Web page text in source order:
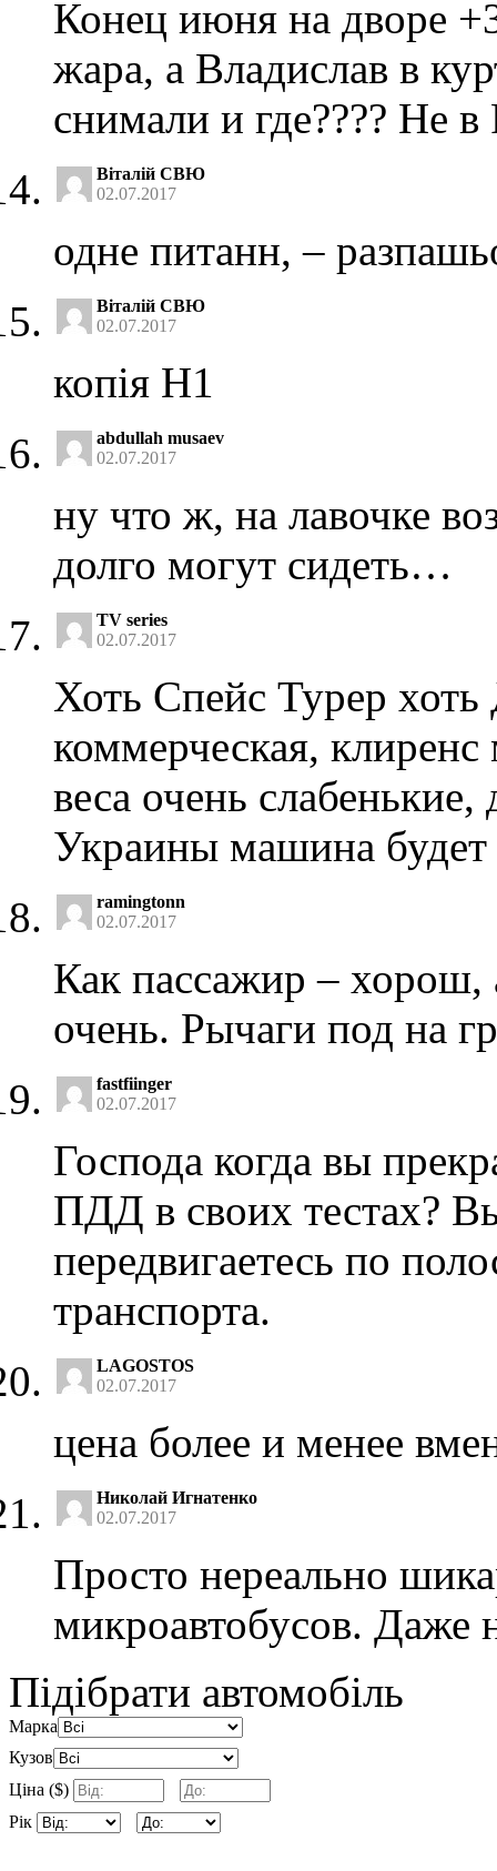
Конец июня на дворе
жара, а Владислав в
снимали и где???? Не
Віталій СВЮ
02.07.2017
одне питанн, –
Віталій СВЮ
02.07.2017
копія H1
abdullah musaev
02.07.2017
ну что ж, на лавочке
долго могут сидеть…
TV series
02.07.2017
Хоть Спейс Турер
коммерческая,
веса очень
Украины машина
ramingtonn
02.07.2017
Как пассажир – хорош,
очень. Рычаги под на
fastfiinger
02.07.2017
Господа когда вы
ПДД в своих тестах?
передвигаетесь по
транспорта.
LAGOSTOS
02.07.2017
цена более и менее
Николай Игнатенко
02.07.2017
Просто нереально
микроавтобусов. Даже
Підібрати автомобіль
Марка
Кузов
Ціна ($)
Рік